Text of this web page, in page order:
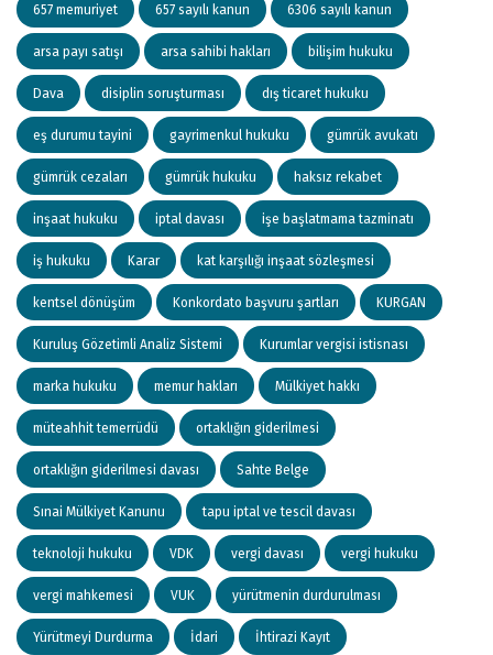
657 memuriyet 657 sayılı kanun 6306 sayılı kanun
arsa payı satışı arsa sahibi hakları bilişim hukuku
Dava disiplin soruşturması dış ticaret hukuku
eş durumu tayini gayrimenkul hukuku gümrük avukatı
gümrük cezaları gümrük hukuku haksız rekabet
inşaat hukuku iptal davası işe başlatmama tazminatı
iş hukuku Karar kat karşılığı inşaat sözleşmesi
kentsel dönüşüm Konkordato başvuru şartları KURGAN
Kuruluş Gözetimli Analiz Sistemi Kurumlar vergisi istisnası
marka hukuku memur hakları Mülkiyet hakkı
müteahhit temerrüdü ortaklığın giderilmesi
ortaklığın giderilmesi davası Sahte Belge
Sınai Mülkiyet Kanunu tapu iptal ve tescil davası
teknoloji hukuku VDK vergi davası vergi hukuku
vergi mahkemesi VUK yürütmenin durdurulması
Yürütmeyi Durdurma İdari İhtirazi Kayıt